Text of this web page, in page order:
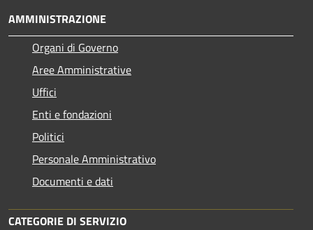
AMMINISTRAZIONE
Organi di Governo
Aree Amministrative
Uffici
Enti e fondazioni
Politici
Personale Amministrativo
Documenti e dati
CATEGORIE DI SERVIZIO